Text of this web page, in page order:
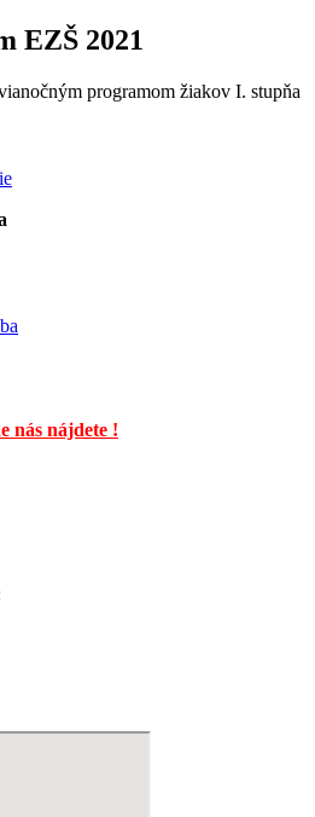
EZŠ 2021
programom žiakov I. stupňa
nás nájdete !